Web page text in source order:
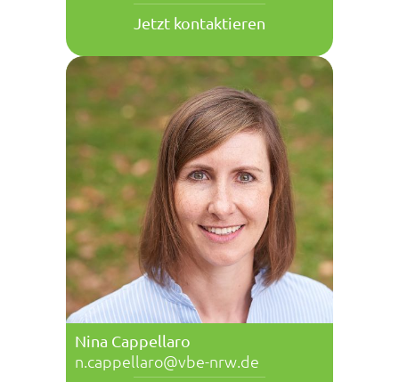
Jetzt kontaktieren
Nina Cappellaro
n.cappellaro@vbe-nrw.de